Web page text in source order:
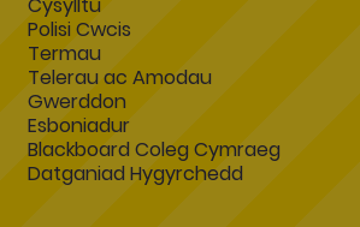
Polisi Cwcis
Termau
Telerau ac Amodau
Gwerddon
Esboniadur
Blackboard Coleg Cymraeg
Datganiad Hygyrchedd